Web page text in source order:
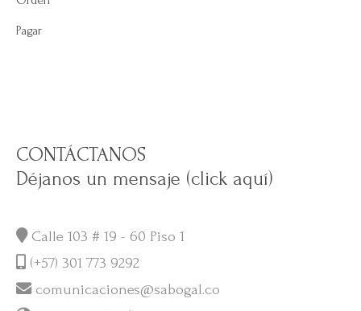
Pagar
CONTÁCTANOS
Déjanos un mensaje (click aquí)
Calle 103 # 19 - 60 Piso 1
(+57) 301 773 9292
comunicaciones@sabogal.co